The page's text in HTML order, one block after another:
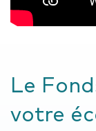
Le
votre